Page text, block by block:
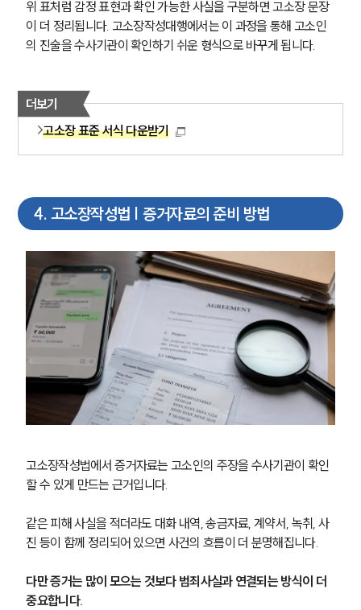
형사전문변호사
언론보도
공지사항
법률 블로그
세미나
대륜법률상담예약
대륜법률상담예약
위 표처럼 감정 표현과 확인 가능한 사실을 구분하면 고소장 문장
이 더 정리됩니다. 고소장작성대행에서는 이 과정을 통해 고소인
의 진술을 수사기관이 확인하기 쉬운 형식으로 바꾸게 됩니다.
더보기
고소장 표준 서식 다운받기
4. 고소장작성법 | 증거자료의 준비 방법
고소장작성법에서 증거자료는 고소인의 주장을 수사기관이 확인
할 수 있게 만드는 근거입니다.
같은 피해 사실을 적더라도 대화 내역, 송금자료, 계약서, 녹취, 사
진 등이 함께 정리되어 있으면 사건의 흐름이 더 분명해집니다.
다만 증거는 많이 모으는 것보다 범죄사실과 연결되는 방식이 더
중요합니다.